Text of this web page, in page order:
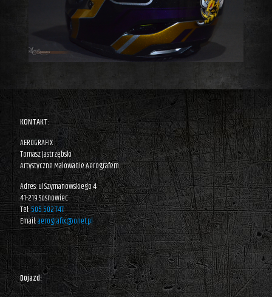
KONTAKT:
AEROGRAFIX
Tomasz Jastrzębski
Artystyczne Malowanie Aerografem
Adres: ul.Szymanowskiego 4
41-219 Sosnowiec
Tel:505 502 747
Email:aerografix@onet.pl
Dojazd: